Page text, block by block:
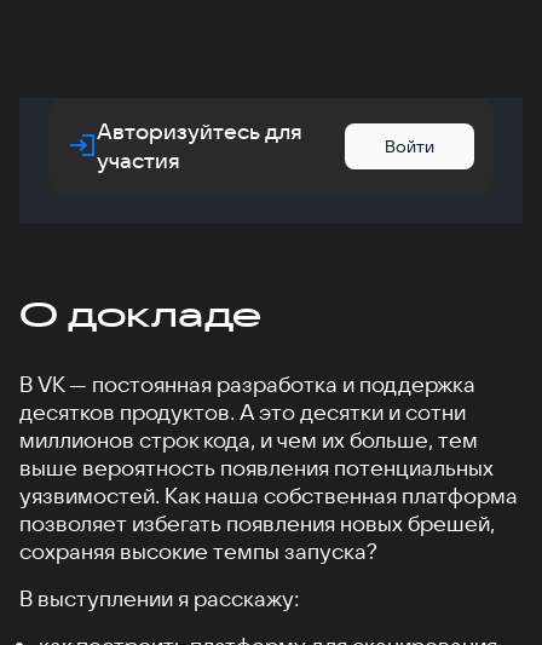
Авторизуйтесь для
участия
Войти
О докладе
В VK — постоянная разработка и поддержка
десятков продуктов. А это десятки и сотни
миллионов строк кода, и чем их больше, тем
выше вероятность появления потенциальных
уязвимостей. Как наша собственная платформа
позволяет избегать появления новых брешей,
сохраняя высокие темпы запуска?
В выступлении я расскажу: